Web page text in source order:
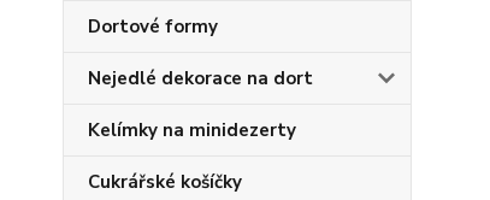
Dortové formy
Nejedlé dekorace na dort
Kelímky na minidezerty
Cukrářské košíčky